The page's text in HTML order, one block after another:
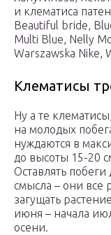
и клематиса
Beautiful bride,
Multi Blue, Nelly
Warszawska Nike,
Клематисы
Ну а те
на молодых
нуждаются в
до высоты 15-20
Оставлять
смысла – они все
загущать
июня – начала
осени.